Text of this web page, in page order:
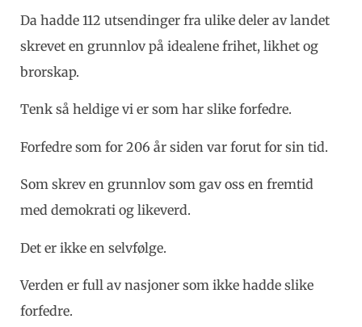
Da hadde 112 utsendinger fra ulike deler av landet
skrevet en grunnlov på idealene frihet, likhet og
brorskap.
Tenk så heldige vi er som har slike forfedre.
Forfedre som for 206 år siden var forut for sin tid.
Som skrev en grunnlov som gav oss en fremtid
med demokrati og likeverd.
Det er ikke en selvfølge.
Verden er full av nasjoner som ikke hadde slike
forfedre.